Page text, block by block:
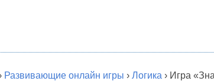
Развивающие онлайн игры › Логика › Игра